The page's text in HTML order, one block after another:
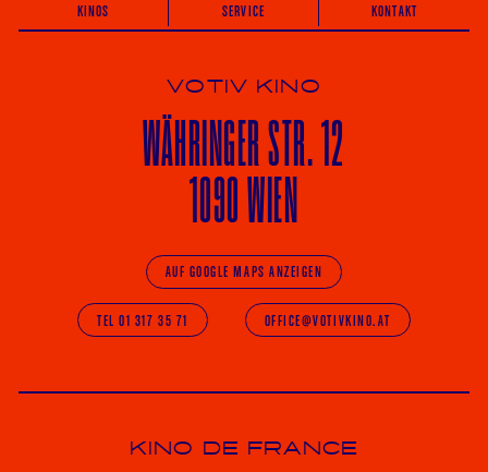
KINOS
SERVICE KONTAKT
VOTIV KINO
WÄHRINGERSTR. 12
1090 WIEN
AUF GOOGLE MAPS ANZEIGEN
TEL 01 317 35 71 OFFICE@VOTIVKINO.AT
KINO DE FRANCE